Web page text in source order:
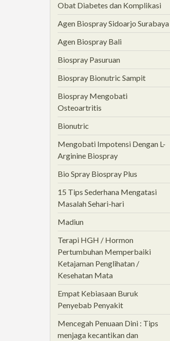
Obat Diabetes dan Komplikasi
Agen Biospray Sidoarjo Surabaya
Agen Biospray Bali
Biospray Pasuruan
Biospray Bionutric Sampit
Biospray Mengobati
Osteoartritis
Bionutric
Mengobati Impotensi Dengan L-
Arginine Biospray
Bio Spray Biospray Plus
15 Tips Sederhana Mengatasi
Masalah Sehari-hari
Madiun
Terapi HGH / Hormon
Pertumbuhan Memperbaiki
Ketajaman Penglihatan /
Kesehatan Mata
Empat Kebiasaan Buruk
Penyebab Penyakit
Mencegah Penuaan Dini : Tips
menjaga kecantikan dan